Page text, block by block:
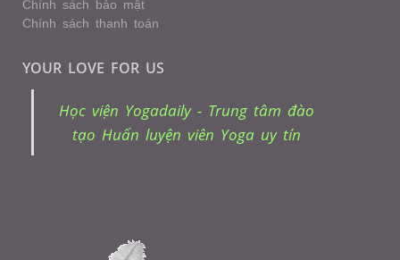
Chính sách bảo mật
Chính sách thanh toán
YOUR LOVE FOR US
Học viện Yogadaily - Trung tâm đào
tạo Huấn luyện viên Yoga uy tín